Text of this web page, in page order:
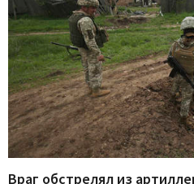
Враг обстрелял из